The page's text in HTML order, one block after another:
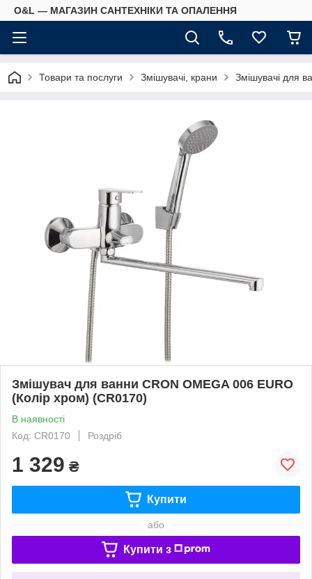
O&L — МАГАЗИН САНТЕХНІКИ ТА ОПАЛЕННЯ
Товари та послуги Змішувачі, крани Змішувачі для
Змішувач для ванни CRON OMEGA 006 EURO
(Колір хром) (CR0170)
В наявності
Код: CR0170
Роздріб
1 329 ₴
Купити
або
Купити з